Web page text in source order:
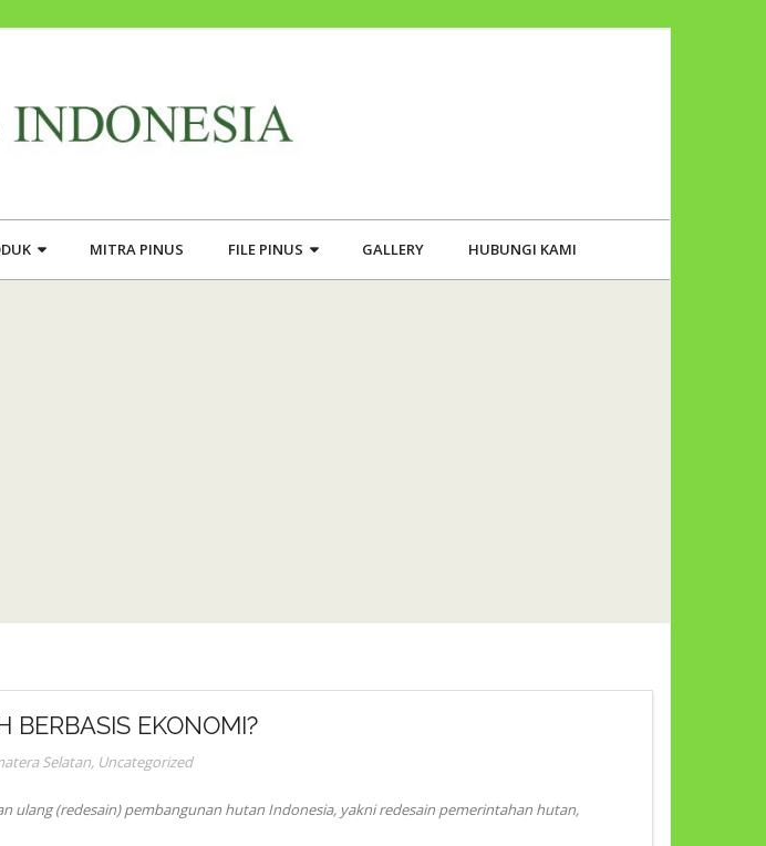
MITRA PINUS FILE PINUS GALLERY HUBUNGI KAMI
EKONOMI?
Selatan, Uncategorized
ulang (redesain) pembangunan hutan Indonesia, yakni redesain pemerintahan hutan,